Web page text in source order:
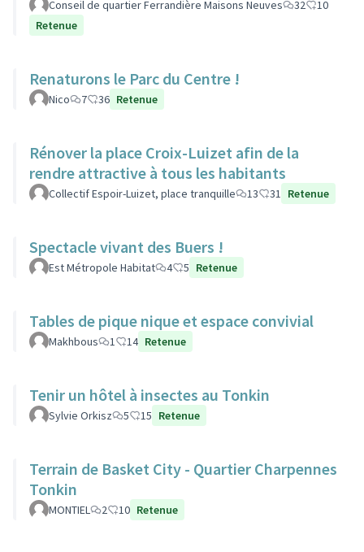
Conseil de quartier Ferrandière Maisons Neuves 32
10
Retenue
Renaturons le Parc du Centre !
Nico 7 36 Retenue
Rénover la place Croix-Luizet afin de la
rendre attractive à tous les habitants
Collectif Espoir-Luizet, place tranquille 13 31 Retenue
Spectacle vivant des Buers !
Est Métropole Habitat 4 5 Retenue
Tables de pique nique et espace convivial
Makhbous 1 14 Retenue
Tenir un hôtel à insectes au Tonkin
Sylvie Orkisz 5 15 Retenue
Terrain de Basket City - Quartier Charpennes
Tonkin
MONTIEL 2 10 Retenue